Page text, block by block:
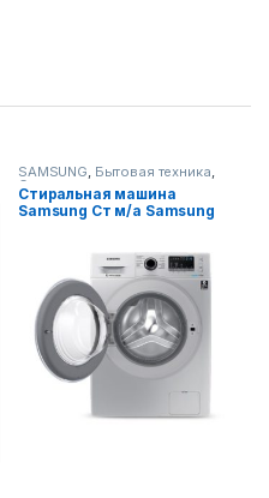
SAMSUNG, Бытовая техника,
Стиральные машины
Стиральная машина
Samsung Ст м/a Samsung